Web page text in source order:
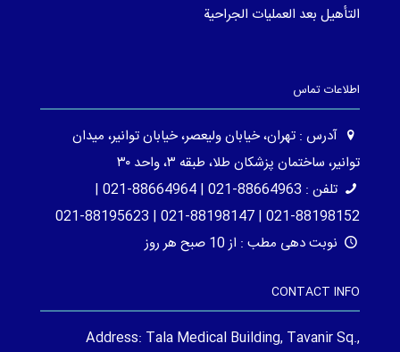
التأهيل بعد العمليات الجراحية
اطلاعات تماس
آدرس : تهران، خیابان ولیعصر، خیابان توانیر، میدان
توانیر، ساختمان پزشکان طلا، طبقه ۳، واحد ۳۰
تلفن : 88664963-021 | 88664964-021 |
88198152-021 | 88198147-021 | 88195623-021
نوبت دهی مطب : از 10 صبح هر روز
CONTACT INFO
Address: Tala Medical Building, Tavanir Sq.,